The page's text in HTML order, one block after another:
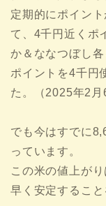
定期的にポイン
て、4千円近くポ
か＆ななつぼし
ポイントを4千円
た。（2025年2月
でも今はすでに
っています。
この米の値上が
早く安定すること